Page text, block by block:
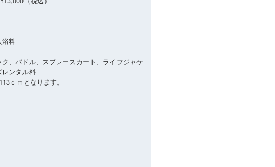
浴料
、パドル、スプレースカート、ライフジャケ
ンタル料
ｃｍとなります。